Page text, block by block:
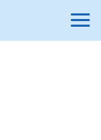
18%
2,5 %